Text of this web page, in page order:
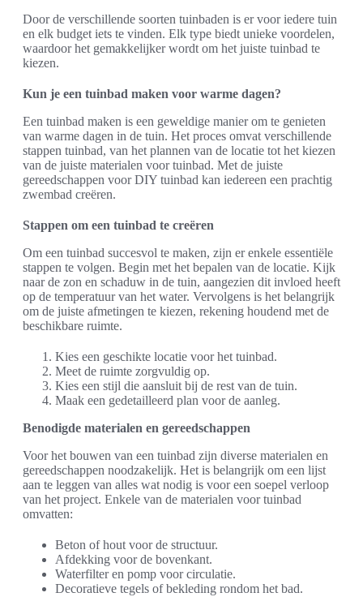
Door de verschillende soorten tuinbaden is er voor iedere tuin
en elk budget iets te vinden. Elk type biedt unieke voordelen,
waardoor het gemakkelijker wordt om het juiste tuinbad te
kiezen.
Kun je een tuinbad maken voor warme dagen?
Een tuinbad maken is een geweldige manier om te genieten
van warme dagen in de tuin. Het proces omvat verschillende
stappen tuinbad, van het plannen van de locatie tot het kiezen
van de juiste materialen voor tuinbad. Met de juiste
gereedschappen voor DIY tuinbad kan iedereen een prachtig
zwembad creëren.
Stappen om een tuinbad te creëren
Om een tuinbad succesvol te maken, zijn er enkele essentiële
stappen te volgen. Begin met het bepalen van de locatie. Kijk
naar de zon en schaduw in de tuin, aangezien dit invloed heeft
op de temperatuur van het water. Vervolgens is het belangrijk
om de juiste afmetingen te kiezen, rekening houdend met de
beschikbare ruimte.
Kies een geschikte locatie voor het tuinbad.
Meet de ruimte zorgvuldig op.
Kies een stijl die aansluit bij de rest van de tuin.
Maak een gedetailleerd plan voor de aanleg.
Benodigde materialen en gereedschappen
Voor het bouwen van een tuinbad zijn diverse materialen en
gereedschappen noodzakelijk. Het is belangrijk om een lijst
aan te leggen van alles wat nodig is voor een soepel verloop
van het project. Enkele van de materialen voor tuinbad
omvatten:
Beton of hout voor de structuur.
Afdekking voor de bovenkant.
Waterfilter en pomp voor circulatie.
Decoratieve tegels of bekleding rondom het bad.